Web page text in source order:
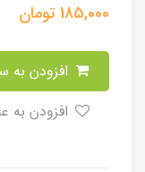
185,000تومان